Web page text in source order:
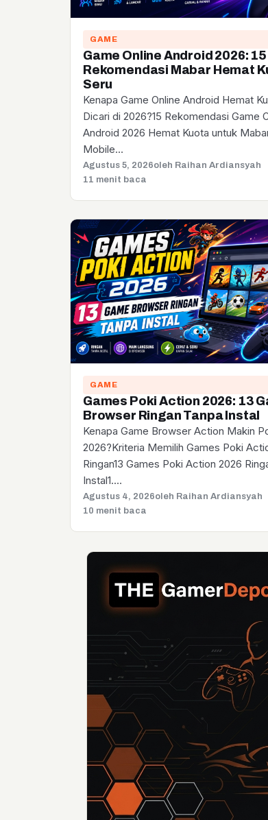
GAME
Game Online Android 2026: 15
Rekomendasi Mabar Hemat
Seru
Kenapa Game Online Android Hemat
Dicari di 2026?15 Rekomendasi Game
Android 2026 Hemat Kuota untuk
Mobile…
Agustus 5, 2026oleh Raihan Ardiansyah
11 menit baca
GAME
Games Poki Action 2026: 13
Browser Ringan Tanpa Instal
Kenapa Game Browser Action Makin
2026?Kriteria Memilih Games Poki
Ringan13 Games Poki Action 2026
Instal1.…
Agustus 4, 2026oleh Raihan Ardiansyah
10 menit baca